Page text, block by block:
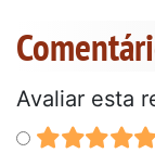
Avaliar esta